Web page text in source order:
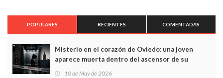
POPULARES RECIENTES COMENTADAS
Misterio en el corazón de Oviedo: una joven
aparece muerta dentro del ascensor de su
10 de May de 2026